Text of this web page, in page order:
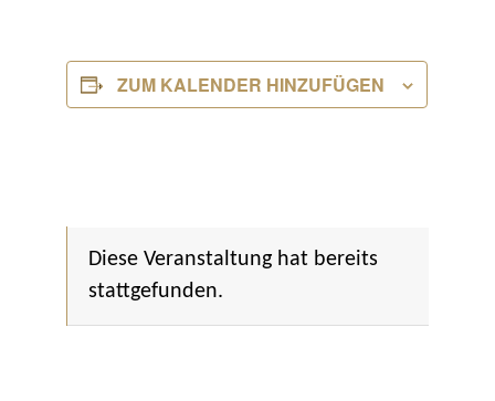
ZUM KALENDER HINZUFÜGEN
Diese Veranstaltung hat bereits
stattgefunden.